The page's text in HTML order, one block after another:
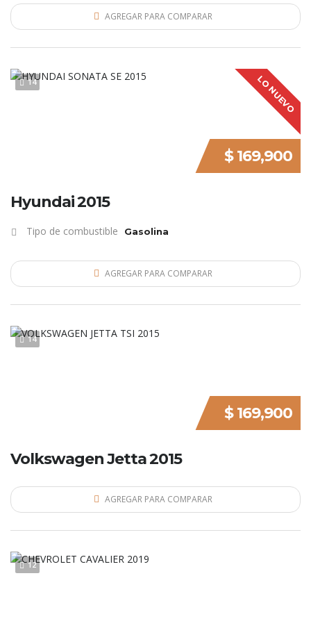
AGREGAR PARA COMPARAR
14 LO NUEVO
$ 169,900
Hyundai 2015
Tipo de combustible Gasolina
AGREGAR PARA COMPARAR
14
$ 169,900
Volkswagen Jetta 2015
AGREGAR PARA COMPARAR
12